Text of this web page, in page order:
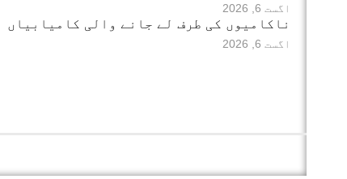
اگست 6, 2026
ناکامیوں کی طرف لے جانے والی کامیابیاں
اگست 6, 2026